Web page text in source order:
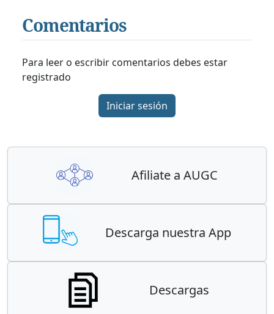
Comentarios
Para leer o escribir comentarios debes estar
registrado
Iniciar sesión
Afiliate a AUGC
Descarga nuestra App
Descargas